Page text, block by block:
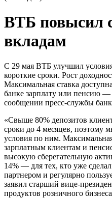
ВТБ повысил
вкладам
С 29 мая ВТБ улучшил
короткие сроки. Рост
Максимальная ставка
банке зарплату или пенсию —
сообщении пресс-службы
«Свыше 80% депозитов
сроки до 4 месяцев, поэтому
условия по ним.
зарплатным клиентам и
высокую сберегательную
14% — для тех, кто уже
партнером и регулярно
заявил старший вице-
продуктов розничного